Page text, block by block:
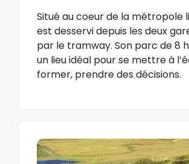
Situé au coeur de la métropole
est desservi depuis les deux
par le tramway. Son parc de 8
un lieu idéal pour se mettre à
former, prendre des décisions.